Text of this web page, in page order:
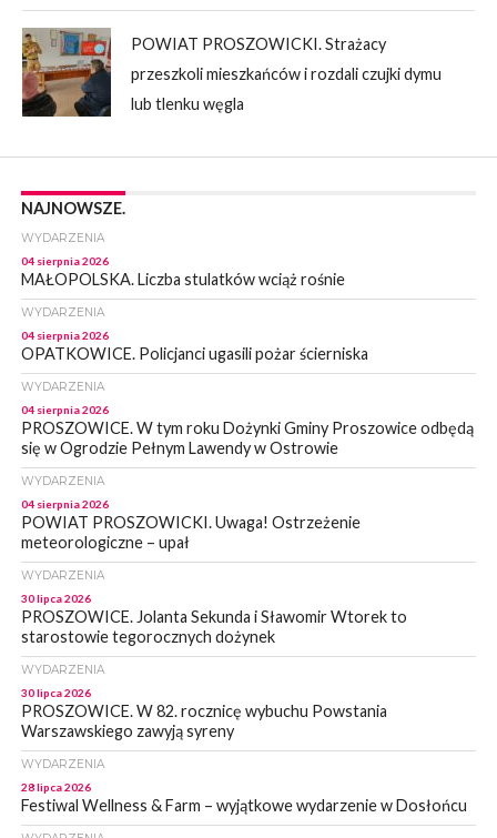
POWIAT PROSZOWICKI. Strażacy
przeszkoli mieszkańców i rozdali czujki dymu
lub tlenku węgla
NAJNOWSZE.
WYDARZENIA
04 sierpnia 2026
MAŁOPOLSKA. Liczba stulatków wciąż rośnie
WYDARZENIA
04 sierpnia 2026
OPATKOWICE. Policjanci ugasili pożar ścierniska
WYDARZENIA
04 sierpnia 2026
PROSZOWICE. W tym roku Dożynki Gminy Proszowice odbędą
się w Ogrodzie Pełnym Lawendy w Ostrowie
WYDARZENIA
04 sierpnia 2026
POWIAT PROSZOWICKI. Uwaga! Ostrzeżenie
meteorologiczne – upał
WYDARZENIA
30 lipca 2026
PROSZOWICE. Jolanta Sekunda i Sławomir Wtorek to
starostowie tegorocznych dożynek
WYDARZENIA
30 lipca 2026
PROSZOWICE. W 82. rocznicę wybuchu Powstania
Warszawskiego zawyją syreny
WYDARZENIA
28 lipca 2026
Festiwal Wellness & Farm – wyjątkowe wydarzenie w Dosłońcu